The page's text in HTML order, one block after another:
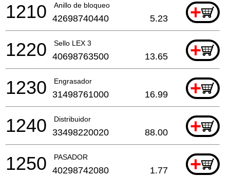
Anillo de bloqueo +
1210 42698740440 5.23
Sello LEX 3 +
1220 40698763500 13.65
Engrasador +
1230 31498761000 16.99
Distribuidor +
1240 33498220020 88.00
PASADOR +
1250 40298742080 1.77